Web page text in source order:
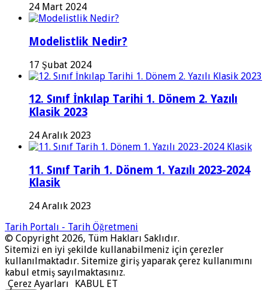
24 Mart 2024
Modelistlik Nedir?
17 Şubat 2024
12. Sınıf İnkılap Tarihi 1. Dönem 2. Yazılı
Klasik 2023
24 Aralık 2023
11. Sınıf Tarih 1. Dönem 1. Yazılı 2023-2024
Klasik
24 Aralık 2023
Tarih Portalı - Tarih Öğretmeni
© Copyright 2026, Tüm Hakları Saklıdır.
Sitemizi en iyi şekilde kullanabilmeniz için çerezler
kullanılmaktadır. Sitemize giriş yaparak çerez kullanımını
kabul etmiş sayılmaktasınız.
Çerez Ayarları
KABUL ET